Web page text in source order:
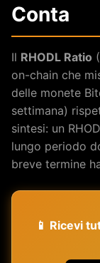
Conta
Il RHODL Ratio
on-chain che
delle monete
settimana)
sintesi: un
lungo periodo
breve termine
📱 Ricevi